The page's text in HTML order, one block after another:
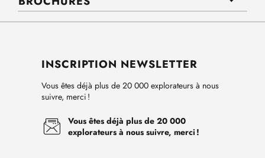
INSCRIPTION NEWSLETTER
Vous êtes déjà plus de 20 000 explorateurs à nous
suivre, merci !
Vous êtes déjà plus de 20 000
explorateurs à nous suivre, merci !